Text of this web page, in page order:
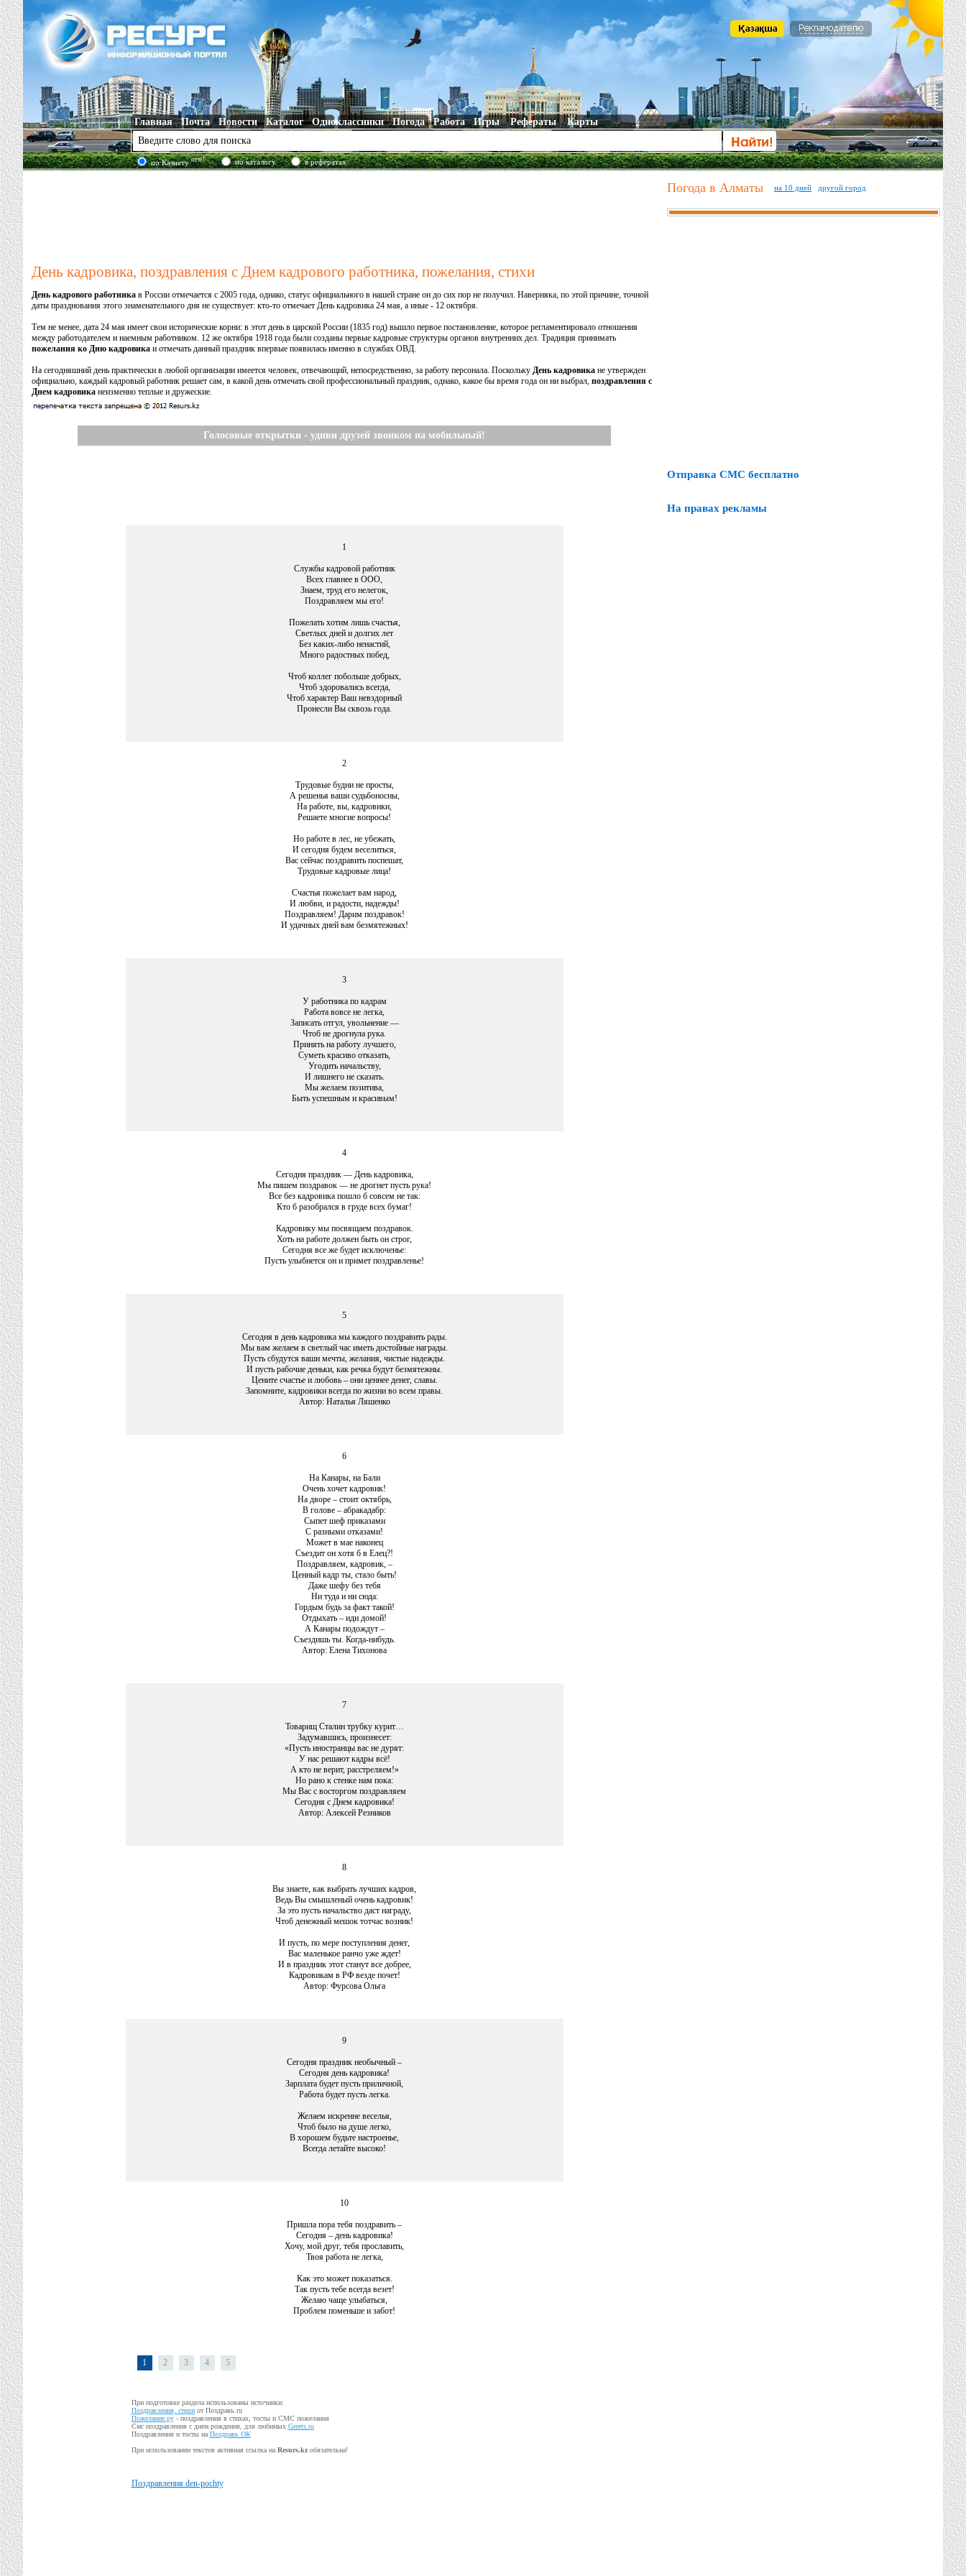
Главная Почта Новости Каталог Одноклассники Погода Работа Игры Рефераты Карты
по Казнетуnew! по каталогу в рефератах
День кадровика, поздравления с Днем кадрового работника, пожелания, стихи
День кадрового работника в России отмечается с 2005 года, однако, статус официального в нашей стране он до сих пор не получил. Наверняка, по этой причине, точной
даты празднования этого знаменательного дня не существует: кто-то отмечает День кадровика 24 мая, а иные - 12 октября.
Тем не менее, дата 24 мая имеет свои исторические корни: в этот день в царской России (1835 год) вышло первое постановление, которое регламентировало отношения
между работодателем и наемным работником. 12 же октября 1918 года были созданы первые кадровые структуры органов внутренних дел. Традиция принимать
пожелания ко Дню кадровика и отмечать данный праздник впервые появилась именно в службах ОВД.
На сегодняшний день практически в любой организации имеется человек, отвечающий, непосредственно, за работу персонала. Поскольку День кадровика не утвержден
официально, каждый кадровый работник решает сам, в какой день отмечать свой профессиональный праздник, однако, какое бы время года он ни выбрал, поздравления с
Днем кадровика неизменно теплые и дружеские.
Голосовые открытки - удиви друзей звонком на мобильный!
1
Службы кадровой работник
Всех главнее в ООО,
Знаем, труд его нелегок,
Поздравляем мы его!
Пожелать хотим лишь счастья,
Светлых дней и долгих лет
Без каких-либо ненастий,
Много радостных побед,
Чтоб коллег побольше добрых,
Чтоб здоровались всегда,
Чтоб характер Ваш невздорный
Пронесли Вы сквозь года.
2
Трудовые будни не просты,
А решенья ваши судьбоносны,
На работе, вы, кадровики,
Решаете многие вопросы!
Но работе в лес, не убежать,
И сегодня будем веселиться,
Вас сейчас поздравить поспешат,
Трудовые кадровые лица!
Счастья пожелает вам народ,
И любви, и радости, надежды!
Поздравляем! Дарим поздравок!
И удачных дней вам безмятежных!
3
У работника по кадрам
Работа вовсе не легка,
Записать отгул, увольнение —
Чтоб не дрогнула рука.
Принять на работу лучшего,
Суметь красиво отказать,
Угодить начальству,
И лишнего не сказать.
Мы желаем позитива,
Быть успешным и красивым!
4
Сегодня праздник — День кадровика,
Мы пишем поздравок — не дрогнет пусть рука!
Все без кадровика пошло б совсем не так:
Кто б разобрался в груде всех бумаг!
Кадровику мы посвящаем поздравок.
Хоть на работе должен быть он строг,
Сегодня все же будет исключенье:
Пусть улыбнется он и примет поздравленье!
5
Сегодня в день кадровика мы каждого поздравить рады.
Мы вам желаем в светлый час иметь достойные награды.
Пусть сбудутся ваши мечты, желания, чистые надежды.
И пусть рабочие деньки, как речка будут безмятежны.
Цените счастье и любовь – они ценнее денег, славы.
Запомните, кадровики всегда по жизни во всем правы.
Автор: Наталья Ляшенко
6
На Канары, на Бали
Очень хочет кадровик!
На дворе – стоит октябрь,
В голове – абракадабр:
Сыпет шеф приказами
С разными отказами!
Может в мае наконец
Съездит он хотя б в Елец?!
Поздравляем, кадровик, –
Ценный кадр ты, стало быть!
Даже шефу без тебя
Ни туда и ни сюда:
Гордым будь за факт такой!
Отдыхать – иди домой!
А Канары подождут –
Съездишь ты. Когда-нибудь.
Автор: Елена Тихонова
7
Товарищ Сталин трубку курит…
Задумавшись, произнесет:
«Пусть иностранцы вас не дурят:
У нас решают кадры всё!
А кто не верит, расстреляем!»
Но рано к стенке нам пока:
Мы Вас с восторгом поздравляем
Сегодня с Днем кадровика!
Автор: Алексей Резников
8
Вы знаете, как выбрать лучших кадров,
Ведь Вы смышленый очень кадровик!
За это пусть начальство даст награду,
Чтоб денежный мешок тотчас возник!
И пусть, по мере поступления денег,
Вас маленькое ранчо уже ждет!
И в праздник этот станут все добрее,
Кадровикам в РФ везде почет!
Автор: Фурсова Ольга
9
Сегодня праздник необычный –
Сегодня день кадровика!
Зарплата будет пусть приличной,
Работа будет пусть легка.
Желаем искренне веселья,
Чтоб было на душе легко,
В хорошем будьте настроенье,
Всегда летайте высоко!
10
Пришла пора тебя поздравить –
Сегодня – день кадровика!
Хочу, мой друг, тебя прославить,
Твоя работа не легка,
Как это может показаться.
Так пусть тебе всегда везет!
Желаю чаще улыбаться,
Проблем поменьше и забот!
1 2 3 4 5
При подготовке раздела использованы источники:
Поздравления, стихиот Поздравь.ru
Пожелание.ру- поздравления в стихах, тосты и СМС пожелания
Смс поздравления с днем рождения, для любимых Greets.ru
Поздравления и тосты на Поздравь ОК
При использовании текстов активная ссылка на Resurs.kzобязательна!
Поздравления den-pochty
Погода в Алматы на 10 дней другой город
Отправка СМС бесплатно
На правах рекламы